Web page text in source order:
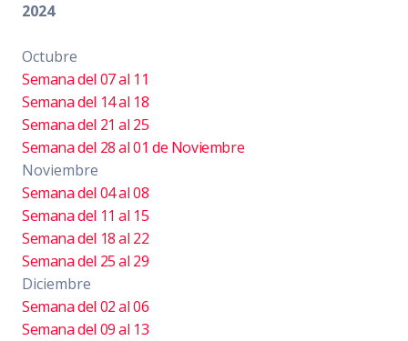
2024
Octubre
Semana del 07 al 11
Semana del 14 al 18
Semana del 21 al 25
Semana del 28 al 01 de Noviembre
Noviembre
Semana del 04 al 08
Semana del 11 al 15
Semana del 18 al 22
Semana del 25 al 29
Diciembre
Semana del 02 al 06
Semana del 09 al 13